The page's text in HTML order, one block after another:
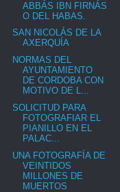
ABBÁS IBN FIRNÁS
O DEL HABAS.
SAN NICOLÁS DE LA
AXERQUÍA
NORMAS DEL
AYUNTAMIENTO
DE CORDOBA CON
MOTIVO DE L...
SOLICITUD PARA
FOTOGRAFIAR EL
PIANILLO EN EL
PALAC...
UNA FOTOGRAFÍA DE
VEINTIDOS
MILLONES DE
MUERTOS